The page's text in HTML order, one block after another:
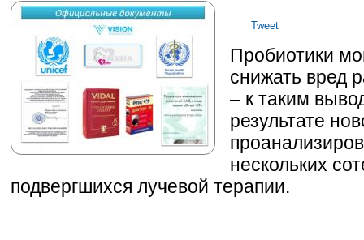
Tweet
Пробиотики
снижать вред
– к таким
результате
нескольких
подвергшихся лучевой терапии.